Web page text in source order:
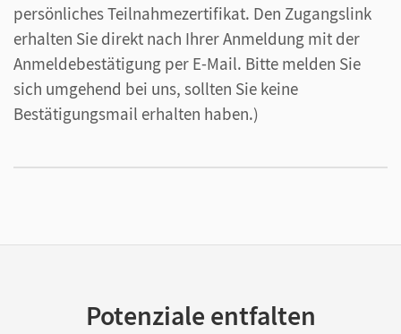
persönliches Teilnahmezertifikat. Den Zugangslink
erhalten Sie direkt nach Ihrer Anmeldung mit der
Anmeldebestätigung per E-Mail. Bitte melden Sie
sich umgehend bei uns, sollten Sie keine
Bestätigungsmail erhalten haben.)
Potenziale entfalten